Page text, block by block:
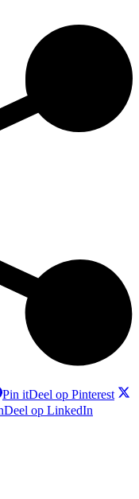
Pin itDeel op Pinterest
Deel op LinkedIn